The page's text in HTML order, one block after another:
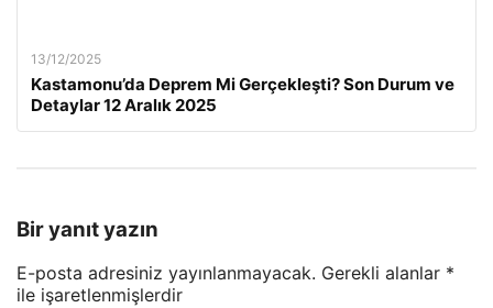
13/12/2025
Kastamonu’da Deprem Mi Gerçekleşti? Son Durum ve
Detaylar 12 Aralık 2025
Bir yanıt yazın
E-posta adresiniz yayınlanmayacak. Gerekli alanlar *
ile işaretlenmişlerdir